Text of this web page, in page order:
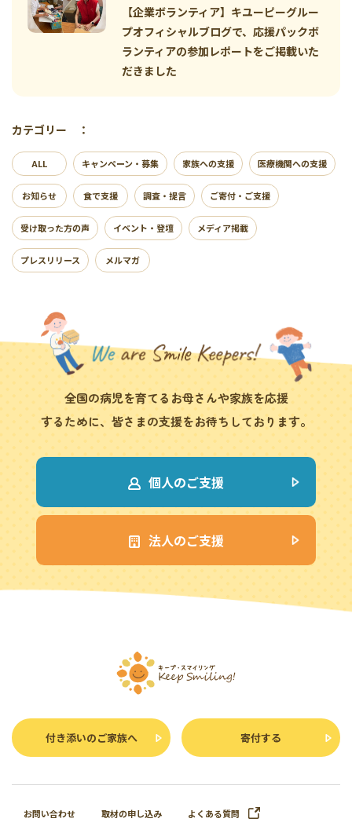
【企業ボランティア】キユーピーグルー
プオフィシャルブログで、応援パックボ
ランティアの参加レポートをご掲載いた
だきました
カテゴリー ：
ALL キャンペーン・募集 家族への支援 医療機関への支援
お知らせ 食で支援 調査・提言 ご寄付・ご支援
受け取った方の声 イベント・登壇 メディア掲載
プレスリリース メルマガ
全国の病児を育てるお母さんや家族を応援
するために、皆さまの支援をお待ちしております。
個人のご支援
法人のご支援
付き添いのご家族へ 寄付する
お問い合わせ 取材の申し込み よくある質問